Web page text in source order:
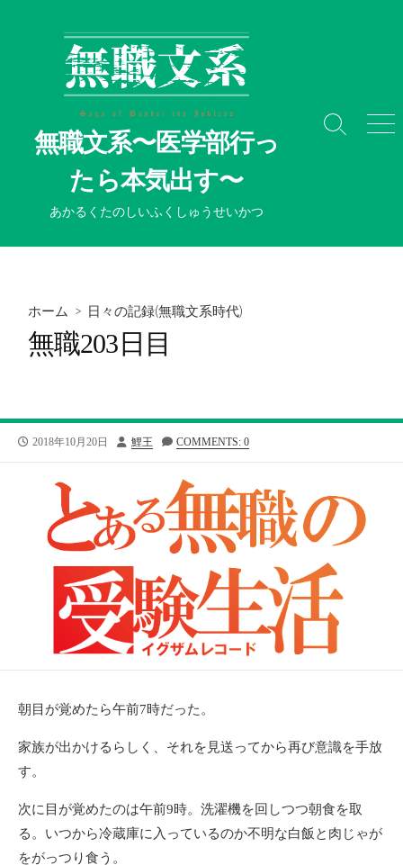
無職文系〜医学部行っ
たら本気出す〜
あかるくたのしいふくしゅうせいかつ
検
メ
ホーム > 日々の記録(無職文系時代)
無職203日目
公
2018年10月20日
投
鯉王 COMMENTS: 0
朝目が覚めたら午前7時だった。
家族が出かけるらしく、それを見送ってから再び意識を手放
す。
次に目が覚めたのは午前9時。洗濯機を回しつつ朝食を取
る。いつから冷蔵庫に入っているのか不明な白飯と肉じゃが
をがっつり食う。